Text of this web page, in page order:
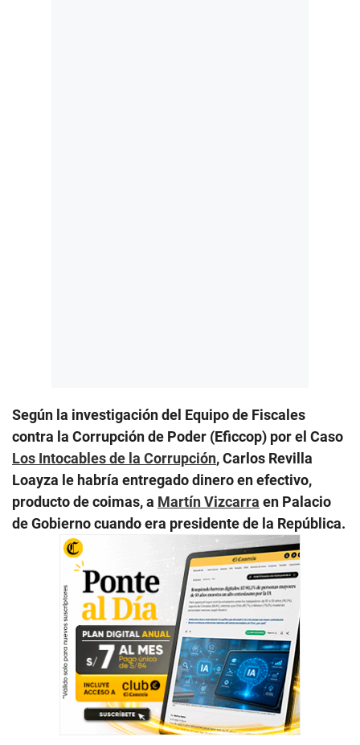
Según la investigación del Equipo de Fiscales
contra la Corrupción de Poder (Eficcop) por el Caso
Los Intocables de la Corrupción, Carlos Revilla
Loayza le habría entregado dinero en efectivo,
producto de coimas, a Martín Vizcarra en Palacio
de Gobierno cuando era presidente de la República.